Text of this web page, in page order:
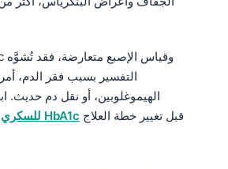
التفسير بسبب فقر الدم،
الهيموغلوبين، أو نقل دم حديث.
للسكري دقة HbA1c
јазик